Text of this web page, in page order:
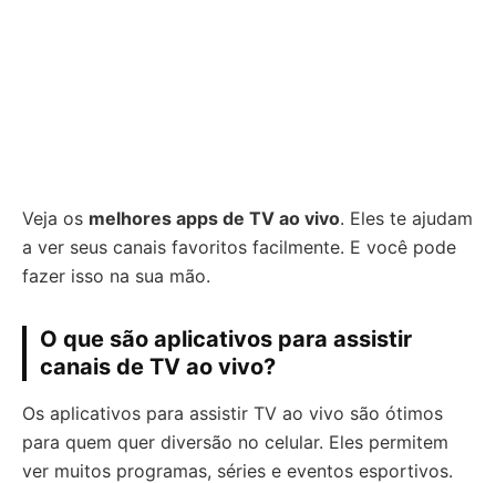
Veja os melhores apps de TV ao vivo. Eles te ajudam
a ver seus canais favoritos facilmente. E você pode
fazer isso na sua mão.
O que são aplicativos para assistir
canais de TV ao vivo?
Os aplicativos para assistir TV ao vivo são ótimos
para quem quer diversão no celular. Eles permitem
ver muitos programas, séries e eventos esportivos.